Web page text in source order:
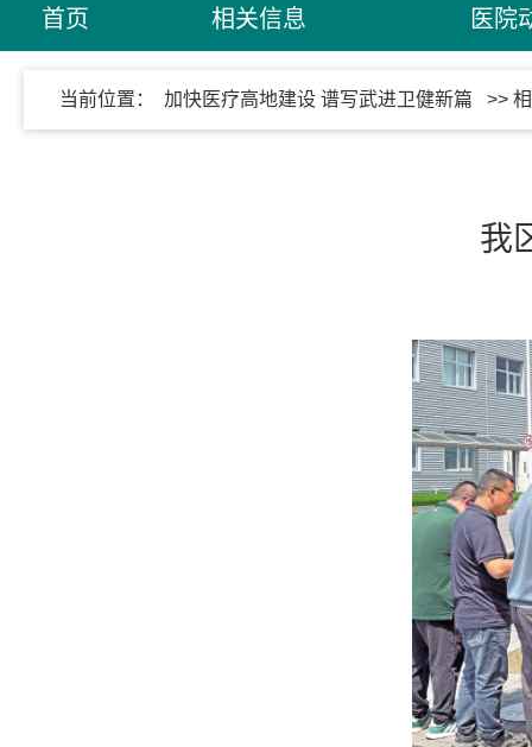
首页 相关信息 医院
当前位置： 加快医疗高地建设 谱写武进卫健新篇 >>
我